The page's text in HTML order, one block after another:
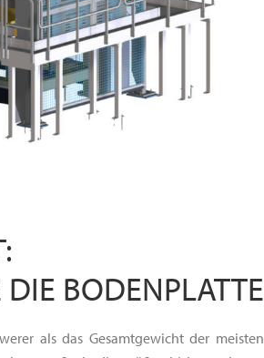
BODENPLATTE
als das Gesamtgewicht der meisten